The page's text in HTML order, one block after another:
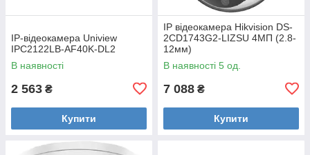
IP-відеокамера Uniview
IPC2122LB-AF40K-DL2
В наявності
2 563 ₴
Купити
IP відеокамера Hikvision DS-
2CD1743G2-LIZSU 4МП (2.8-
12мм)
В наявності 5 од.
7 088 ₴
Купити